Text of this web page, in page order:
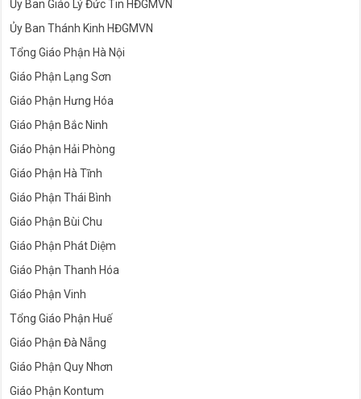
Ủy Ban Giáo Lý Đức Tin HĐGMVN
Ủy Ban Thánh Kinh HĐGMVN
Tổng Giáo Phận Hà Nội
Giáo Phận Lạng Sơn
Giáo Phận Hưng Hóa
Giáo Phận Bắc Ninh
Giáo Phận Hải Phòng
Giáo Phận Hà Tĩnh
Giáo Phận Thái Bình
Giáo Phận Bùi Chu
Giáo Phận Phát Diệm
Giáo Phận Thanh Hóa
Giáo Phận Vinh
Tổng Giáo Phận Huế
Giáo Phận Đà Nẵng
Giáo Phận Quy Nhơn
Giáo Phận Kontum